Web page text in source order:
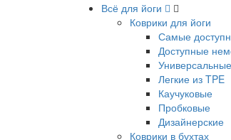
Всё для йоги
Коврики для йоги
Самые
Доступные
Легкие из TPE
Каучуковые
Пробковые
Дизайнерские
Коврики в бухтах